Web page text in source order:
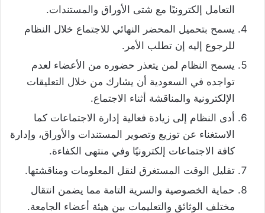
التعامل إلكترونيًا مع شتى الأوراق والمستندات.
يسمح بتحميل المحضر النهائي للاجتماع خلال النظام
للرجوع إليه إن تطلب الأمر.
يسمح النظام لمن يتعذر حضوره من الأعضاء لعدم
تواجده في السعودية أن يشارك من خلال التعليقات
الإلكترونية والمناقشة أثناء الاجتماع.
أدى النظام إلى زيادة فعالية إدارة الاجتماعات كما
الاستغناء عن توزيع وتصوير المستندات والأوراق، وإدارة
كافة الاجتماعات إلكترونيًا وفي منتهى الكفاءة.
تقليل الوقت المستغرق لنقل المعلومات ومناقشتها.
حماية الخصوصية والسرية التامة مما يضمن انتقال
مختلف الوثائق والتعليمات بين هيئة أعضاء الجامعة.